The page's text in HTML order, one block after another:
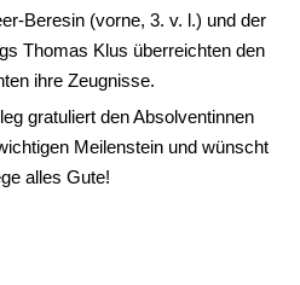
Beresin (vorne, 3. v. l.) und der
Thomas Klus überreichten den
ihre Zeugnisse.
gratuliert den Absolventinnen
Meilenstein und wünscht
alles Gute!